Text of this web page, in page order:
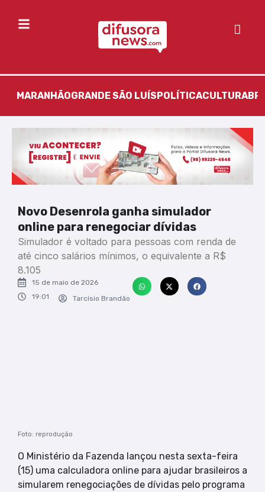
MARANHÃOGRANDE SÃO LUÍS POLÍTICACULTURA
Novo Desenrola ganha simulador
online para renegociar dívidas
Simulador é voltado para pessoas com renda de
até cinco salários mínimos, o equivalente a R$
8.105
15 de maio de 2026
19:01
Tarcísio Brandão
Foto: reprodução
O Ministério da Fazenda lançou nesta sexta-feira
(15) uma calculadora online para ajudar brasileiros a
simularem renegociações de dívidas pelo programa